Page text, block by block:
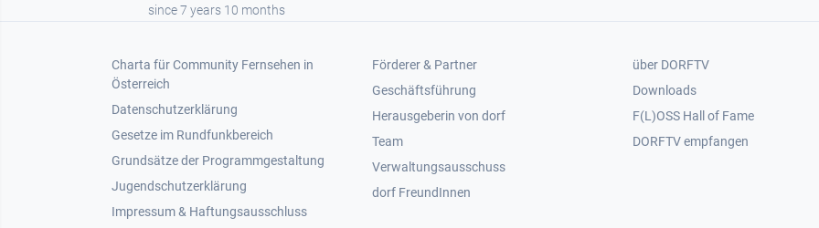
since 7 years 10 months
Footer 1
Charta für Community Fernsehen in
Österreich
Datenschutzerklärung
Gesetze im Rundfunkbereich
Grundsätze der Programmgestaltung
Jugendschutzerklärung
Impressum & Haftungsausschluss
Footer 2
Förderer & Partner
Geschäftsführung
Herausgeberin von dorf
Team
Verwaltungsausschuss
dorf FreundInnen
Footer 3
über DORFTV
Downloads
F(L)OSS Hall of Fame
Footer 4
DORFTV empfangen